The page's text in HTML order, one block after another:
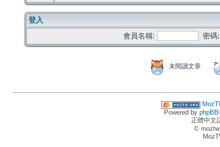
登入
會員名稱:
密碼:
未閱讀文章
Powered by phpBB
正體中文
©